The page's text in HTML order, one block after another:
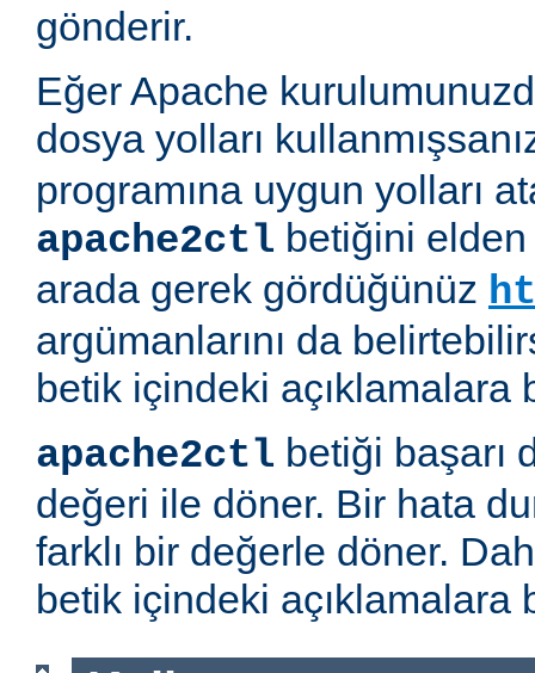
gönderir.
Eğer Apache
dosya yolları
programına uygun yolları
apache2ctl betiğini
arada gerek gördüğünüz
argümanlarını da
betik içindeki açıklamalara
apache2ctl betiği başarı
değeri ile döner. Bir hata
farklı bir değerle döner.
betik içindeki açıklamalara